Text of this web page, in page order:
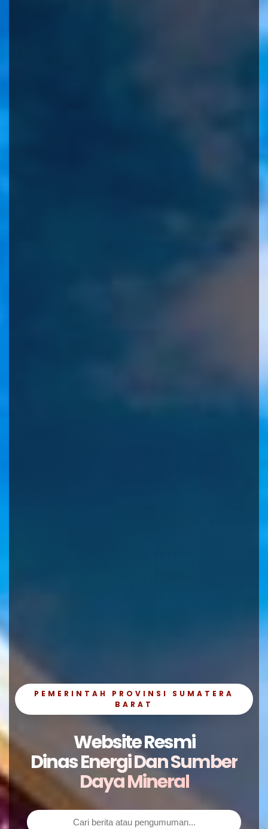
PEMERINTAH PROVINSI SUMATERA
BARAT
Website Resmi
Dinas Energi Dan Sumber
Daya Mineral